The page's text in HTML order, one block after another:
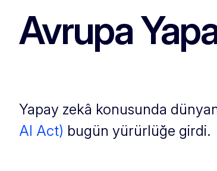
Avrupa
Yapay zekâ konusunda
AI Act) bugün yürürlüğe girdi.